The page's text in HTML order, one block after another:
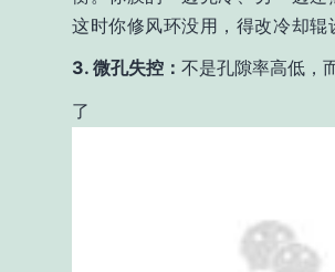
这时你修风环没用，得改冷却辊
3. 微孔失控： 不是孔隙率高低，
了